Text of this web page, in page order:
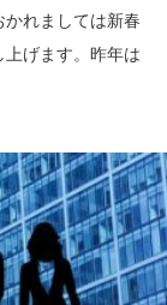
れましては新春
げます。昨年は